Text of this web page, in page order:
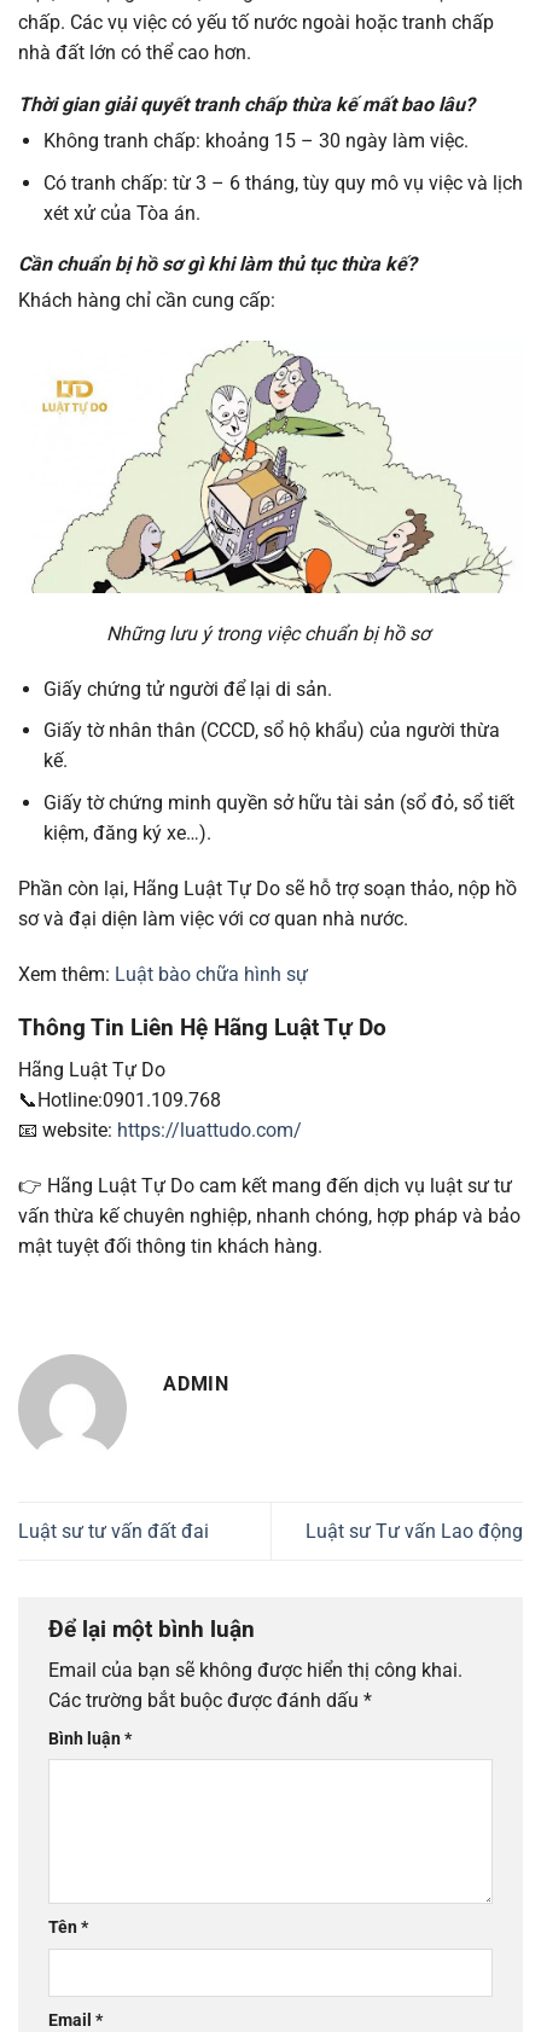
chấp. Các vụ việc có yếu tố nước ngoài hoặc tranh chấp
nhà đất lớn có thể cao hơn.
Thời gian giải quyết tranh chấp thừa kế mất bao lâu?
Không tranh chấp: khoảng 15 – 30 ngày làm việc.
Có tranh chấp: từ 3 – 6 tháng, tùy quy mô vụ việc và lịch
xét xử của Tòa án.
Cần chuẩn bị hồ sơ gì khi làm thủ tục thừa kế?
Khách hàng chỉ cần cung cấp:
Những lưu ý trong việc chuẩn bị hồ sơ
Giấy chứng tử người để lại di sản.
Giấy tờ nhân thân (CCCD, sổ hộ khẩu) của người thừa
kế.
Giấy tờ chứng minh quyền sở hữu tài sản (sổ đỏ, sổ tiết
kiệm, đăng ký xe…).
Phần còn lại, Hãng Luật Tự Do sẽ hỗ trợ soạn thảo, nộp hồ
sơ và đại diện làm việc với cơ quan nhà nước.
Xem thêm: Luật bào chữa hình sự
Thông Tin Liên Hệ Hãng Luật Tự Do
Hãng Luật Tự Do
📞Hotline:0901.109.768
📧 website: https://luattudo.com/
👉 Hãng Luật Tự Do cam kết mang đến dịch vụ luật sư tư
vấn thừa kế chuyên nghiệp, nhanh chóng, hợp pháp và bảo
mật tuyệt đối thông tin khách hàng.
ADMIN
Luật sư tư vấn đất đai Luật sư Tư vấn Lao động
Để lại một bình luận
Email của bạn sẽ không được hiển thị công khai.
Các trường bắt buộc được đánh dấu *
Bình luận*
Tên*
Email *